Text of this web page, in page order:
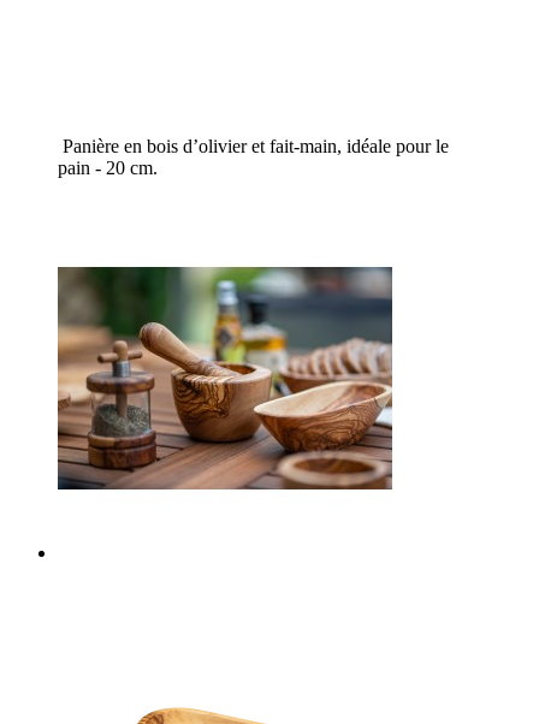
Panière en bois d’olivier et fait-main, idéale pour le
pain - 20 cm.